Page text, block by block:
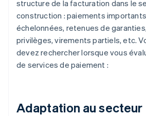
structure de la facturation dans le
construction : paiements
échelonnées, retenues de
privilèges, virements partiels, etc.
devez rechercher lorsque vous
de services de paiement :
Adaptation au secteur